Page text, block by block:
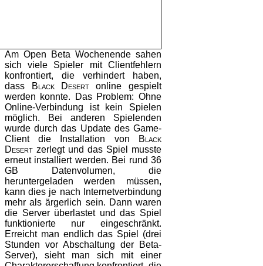
Am Open Beta Wochenende sahen
sich viele Spieler mit Clientfehlern
konfrontiert, die verhindert haben,
dass
Black Desert online gespielt
werden konnte. Das Problem: Ohne
Online-Verbindung ist kein Spielen
möglich. Bei anderen Spielenden
wurde durch das Update des Game-
Client die Installation von
Black
Desert zerlegt und das Spiel musste
erneut installiert werden. Bei rund 36
GB Datenvolumen, die
heruntergeladen werden müssen,
kann dies je nach Internetverbindung
mehr als ärgerlich sein. Dann waren
die Server überlastet und das Spiel
funktionierte nur eingeschränkt.
Erreicht man endlich das Spiel (drei
Stunden vor Abschaltung der Beta-
Server), sieht man sich mit einer